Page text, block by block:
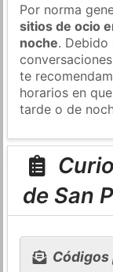
Por norma
sitios de ocio
noche. Debido
te
horarios en
tarde o de
de San
Códigos